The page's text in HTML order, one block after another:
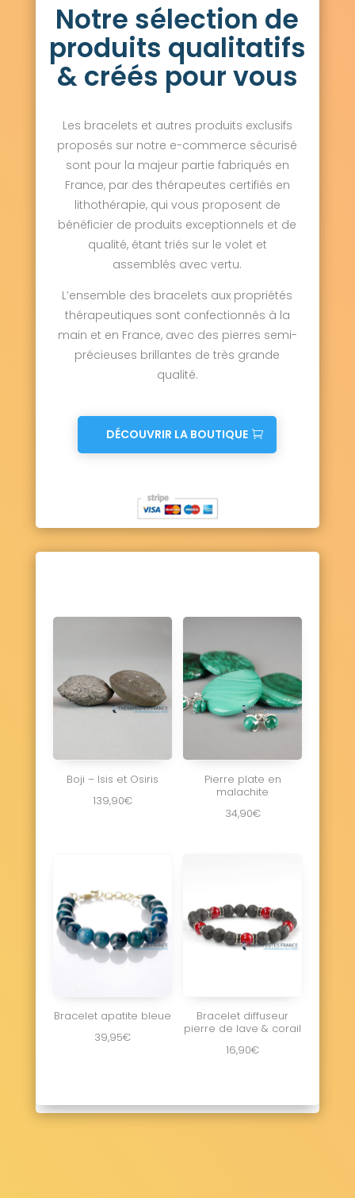
Notre sélection de
produits qualitatifs
& créés pour vous
Les bracelets et autres produits exclusifs
proposés sur notre e-commerce sécurisé
sont pour la majeur partie fabriqués en
France, par des thérapeutes certifiés en
lithothérapie, qui vous proposent de
bénéficier de produits exceptionnels et de
qualité, étant triés sur le volet et
assemblés avec vertu.
L’ensemble des bracelets aux propriétés
thérapeutiques sont confectionnés à la
main et en France, avec des pierres semi-
précieuses brillantes de très grande
qualité.
DÉCOUVRIR LA BOUTIQUE
Boji – Isis et Osiris
139,90€
Pierre plate en
malachite
34,90€
Bracelet apatite bleue
39,95€
Bracelet diffuseur
pierre de lave & corail
16,90€